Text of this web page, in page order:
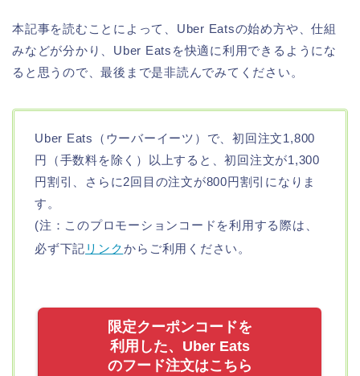
本記事を読むことによって、Uber Eatsの始め方や、仕組
みなどが分かり、Uber Eatsを快適に利用できるようにな
ると思うので、最後まで是非読んでみてください。
Uber Eats（ウーバーイーツ）で、初回注文1,800
円（手数料を除く）以上すると、初回注文が1,300
円割引、さらに2回目の注文が800円割引になりま
す。
(注：このプロモーションコードを利用する際は、
必ず下記 リンクからご利用ください。
限定クーポンコードを
利用した、Uber Eats
のフード注文はこちら